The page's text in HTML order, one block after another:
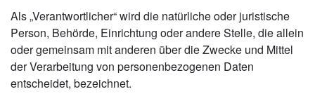
Als „Verantwortlicher“ wird die natürliche oder juristische
Person, Behörde, Einrichtung oder andere Stelle, die allein
oder gemeinsam mit anderen über die Zwecke und Mittel
der Verarbeitung von personenbezogenen Daten
entscheidet, bezeichnet.